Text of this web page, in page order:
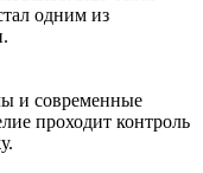
одним из
и современные
проходит контроль